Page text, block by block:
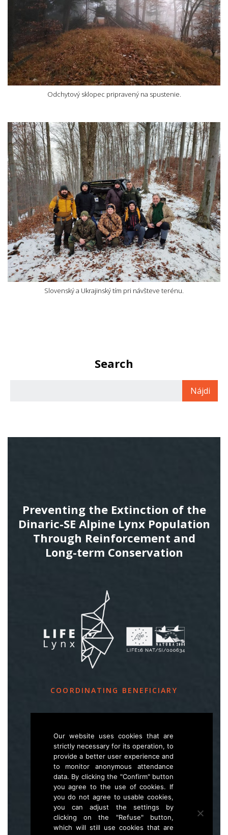
Odchytový sklopec pripravený na spustenie.
Slovenský a Ukrajinský tím pri návšteve terénu.
Search
Preventing the Extinction of the
Dinaric-SE Alpine Lynx Population
Through Reinforcement and
Long-term Conservation
COORDINATING BENEFICIARY
Večna pot 2, SI – 1000 Ljubljana
E life.lynx.eu@gmail.com
Wwww.zgs.si
Sitemap
Our website uses cookies that are
strictly necessary for its operation, to
provide a better user experience and
to monitor anonymous attendance
data. By clicking the "Confirm" button
you agree to the use of cookies. If
you do not agree to usable cookies,
you can adjust the settings by
clicking on the "Refuse" button,
which will still use cookies that are